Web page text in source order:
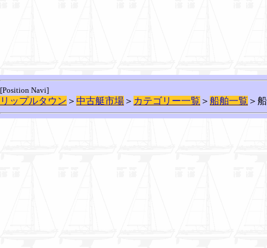
[Position Navi]
リップルタウン ＞ 中古艇市場 ＞ カテゴリー一覧 ＞ 船舶一覧 ＞